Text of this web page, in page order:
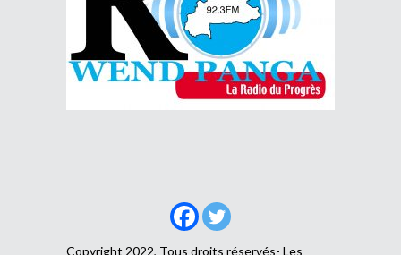
Copyright 2022, Tous droits réservés- Les